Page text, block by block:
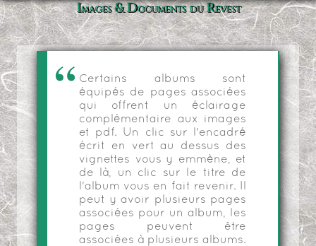
Images & Documents du Revest
Certains albums sont
équipés de pages associées
qui offrent un éclairage
complémentaire aux images
et pdf. Un clic sur l'encadré
écrit en vert au dessus des
vignettes vous y emmène, et
de là, un clic sur le titre de
l'album vous en fait revenir. Il
peut y avoir plusieurs pages
associées pour un album, les
pages peuvent être
associées à plusieurs albums.